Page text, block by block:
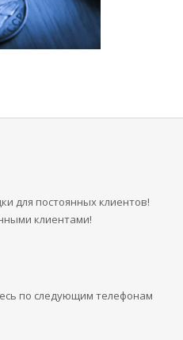
для постоянных клиентов!
клиентами!
по следующим телефонам